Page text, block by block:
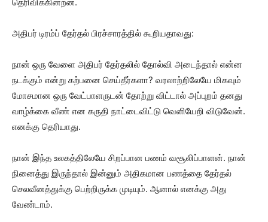
அதிபர் டிரம்ப் தேர்தல் பிரச்சாரத்தில் கூறியதாவது:
நான் ஒரு வேளை அதிபர் தேர்தலில் தோல்வி அடைந்தால் என்ன
நடக்கும் என்று கற்பனை செய்தீர்களா? வரலாற்றிலேயே மிகவும்
மோசமான ஒரு வேட்பாளருடன் தோற்று விட்டால் அப்புறம் தனது
வாழ்க்கை வீண் என கருதி நாட்டைவிட்டு வெளியேறி விடுவேன்.
எனக்கு தெரியாது.
நான் இந்த உலகத்திலேயே சிறப்பான பணம் வசூலிப்பாளன். நான்
நினைத்து இருந்தால் இன்னும் அதிகமான பணத்தை தேர்தல்
செலவீனத்துக்கு பெற்றிருக்க முடியும். ஆனால் எனக்கு அது
வேண்டாம்.